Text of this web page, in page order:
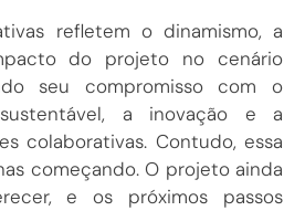
refletem o dinamismo, a
do projeto no cenário
seu compromisso com o
a inovação e a
colaborativas. Contudo, essa
começando. O projeto ainda
e os próximos passos